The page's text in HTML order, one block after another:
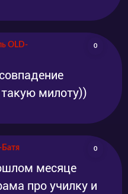
OLD-
0
милоту))
Батя 0
месяце
про училку и